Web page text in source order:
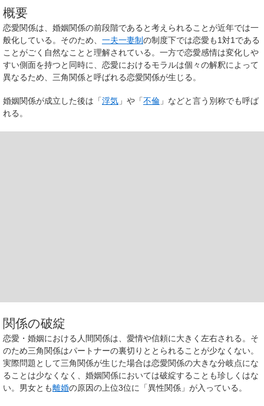
概要
恋愛関係は、婚姻関係の前段階であると考えられることが近年では一
般化している。そのため、 一夫一妻制の制度下では恋愛も1対1である
ことがごく自然なことと理解されている。一方で恋愛感情は変化しや
すい側面を持つと同時に、恋愛におけるモラルは個々の解釈によって
異なるため、三角関係と呼ばれる恋愛関係が生じる。
婚姻関係が成立した後は「浮気 」や「不倫 」などと言う別称でも呼ば
れる。
関係の破綻
恋愛・婚姻における人間関係は、愛情や信頼に大きく左右される。そ
のため三角関係はパートナーの裏切りととられることが少なくない。
実際問題として三角関係が生じた場合は恋愛関係の大きな分岐点にな
ることは少なくなく、婚姻関係においては破綻することも珍しくはな
い。男女とも離婚の原因の上位3位に「異性関係」が入っている。